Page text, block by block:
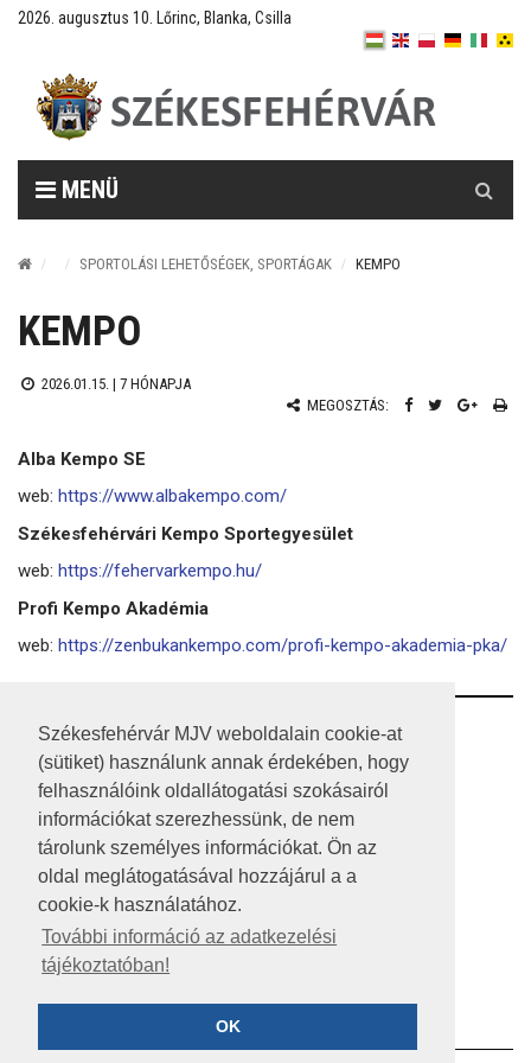
Székesfehérvár MJV weboldalain cookie-at
(sütiket) használunk annak érdekében, hogy
felhasználóink oldallátogatási szokásairól
információkat szerezhessünk, de nem
tárolunk személyes információkat. Ön az
oldal meglátogatásával hozzájárul a a
cookie-k használatához.
További információ az adatkezelési
tájékoztatóban!
OK
2026. augusztus 10. Lőrinc, Blanka, Csilla
MENÜ
SPORTOLÁSI LEHETŐSÉGEK, SPORTÁGAK KEMPO
KEMPO
2026.01.15. | 7 HÓNAPJA
MEGOSZTÁS:
Alba Kempo SE
web: https://www.albakempo.com/
Székesfehérvári Kempo Sportegyesület
web: https://fehervarkempo.hu/
Profi Kempo Akadémia
web: https://zenbukankempo.com/profi-kempo-akademia-pka/
RSS
A HONLAP 2017.03.31-I ÁLLAPOTA
JOGI NYILATKOZAT
IMPRESSZUM
KÖZÉRDEKŰ ADATOK